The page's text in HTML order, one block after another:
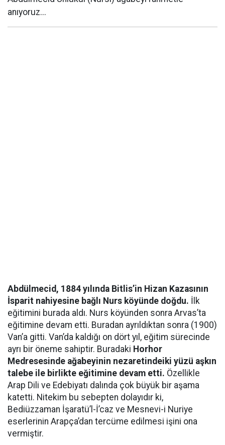
anıyoruz...
Abdülmecid, 1884 yılında Bitlis’in Hizan Kazasının
İsparit nahiyesine bağlı Nurs köyünde doğdu. İlk
eğitimini burada aldı. Nurs köyünden sonra Arvas’ta
eğitimine devam etti. Buradan ayrıldıktan sonra (1900)
Van’a gitti. Van’da kaldığı on dört yıl, eğitim sürecinde
ayrı bir öneme sahiptir. Buradaki Horhor
Medresesinde ağabeyinin nezaretindeiki yüzü aşkın
talebe ile birlikte eğitimine devam etti. Özellikle
Arap Dili ve Edebiyatı dalında çok büyük bir aşama
katetti. Nitekim bu sebepten dolayıdır ki,
Bediüzzaman İşaratü’l-İ’caz ve Mesnevi-i Nuriye
eserlerinin Arapça’dan tercüme edilmesi işini ona
vermiştir.